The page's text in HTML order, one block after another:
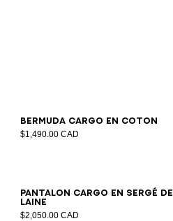
Bermuda cargo en coton
$1,490.00 CAD
444648505254
Pantalon cargo en sergé de
laine
$2,050.00 CAD
485052 5456